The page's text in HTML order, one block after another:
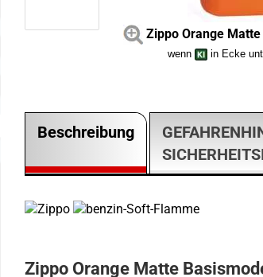
Zippo Orange
wenn in Ecke
Beschreibung
Zippo Orange Matte